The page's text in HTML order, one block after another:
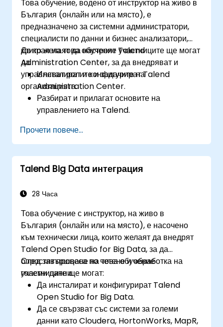
Това обучение, водено от инструктор на живо в
България (онлайн или на място), е
предназначено за системни администратори,
специалисти по данни и бизнес анализатори,
които желаят да настроят Talend
Administration Center, за да внедряват и
управляват ролите и задачите на
организацията.
До края на това обучение участниците ще могат
да:
Инсталират и конфигурират Talend
Administration Center.
Разбират и прилагат основите на
управлението на Talend.
проекти или задачи в Talend.
Наблюдават сигурността на наборите от
данни и разработват бизнес процедури,
базирани на рамката на TAC.
приложенията за големи данни.
Прочети повече...
Talend Big Data интеграция
28 Часа
Това обучение с инструктор, на живо в
България (онлайн или на място), е насочено
към технически лица, които желаят да внедрят
Talend Open Studio for Big Data, за да
опростят процеса по четене и обработка на
големи данни.
След завършване на това обучение
участниците ще могат:
Да инсталират и конфигурират Talend
Open Studio for Big Data.
Да се свързват със системи за големи
данни като Cloudera, HortonWorks, MapR,